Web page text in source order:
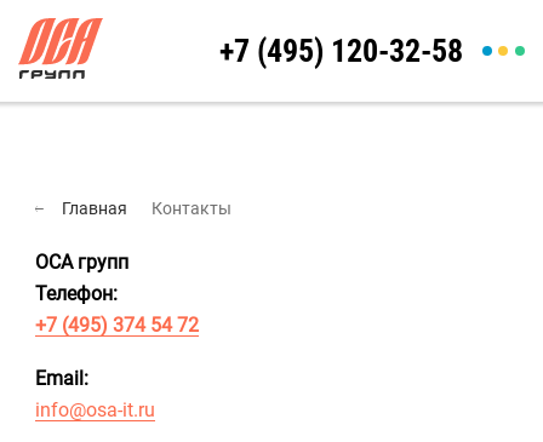
+7 (495) 120-32-58
Главная Контакты
ОСА групп
Телефон:
+7 (495) 374 54 72
Email:
info@osa-it.ru